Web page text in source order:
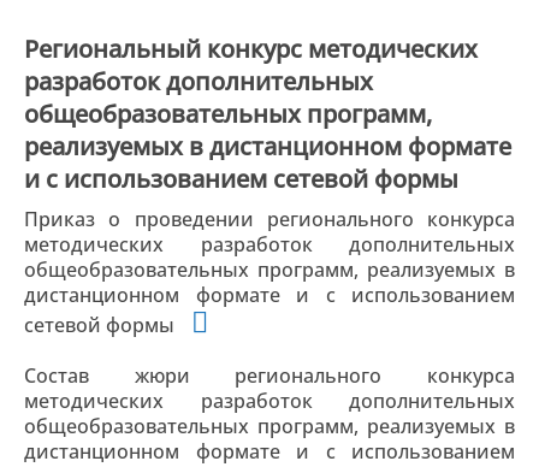
Региональный конкурс методических
разработок дополнительных
общеобразовательных программ,
реализуемых в дистанционном формате
и с использованием сетевой формы
Приказ о проведении регионального конкурса
методических разработок дополнительных
общеобразовательных программ, реализуемых в
дистанционном формате и с использованием
сетевой формы
Состав жюри регионального конкурса
методических разработок дополнительных
общеобразовательных программ, реализуемых в
дистанционном формате и с использованием